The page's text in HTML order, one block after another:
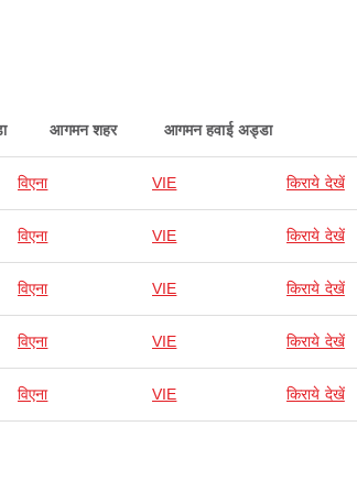
आगमन शहर आगमन हवाई अड्डा
विएना VIE किराये देखें
विएना VIE किराये देखें
विएना VIE किराये देखें
विएना VIE किराये देखें
विएना VIE किराये देखें